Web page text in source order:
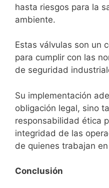
hasta riesgos para la
ambiente.
Estas válvulas son un
para cumplir con las
de seguridad
Su implementación
obligación legal, sino
responsabilidad ética
integridad de las
de quienes trabajan
Conclusión